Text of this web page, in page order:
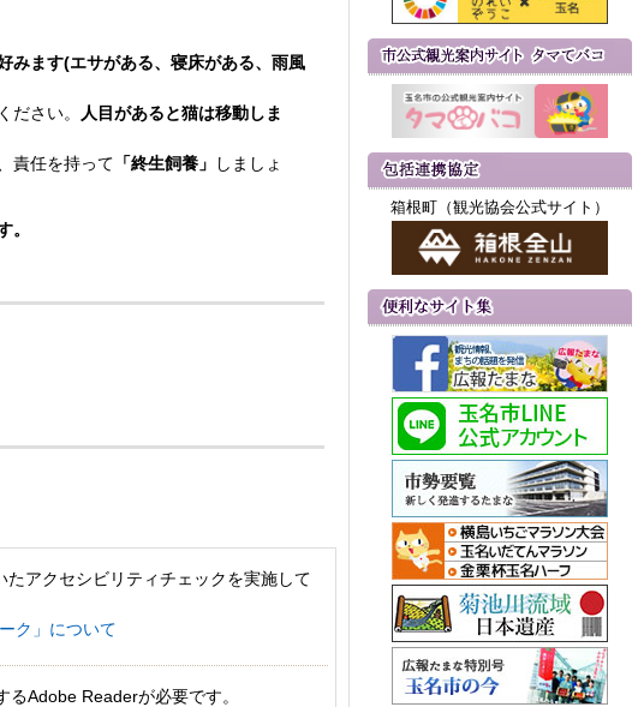
みます(エサがある、寝床がある、雨風
ださい。
人目があると猫は移動しま
責任を持って 「終生飼養」
しましょ
。
アクセシビリティチェックを実施して
ク」について
Adobe Readerが必要です。
箱根町（観光協会公式サイト）